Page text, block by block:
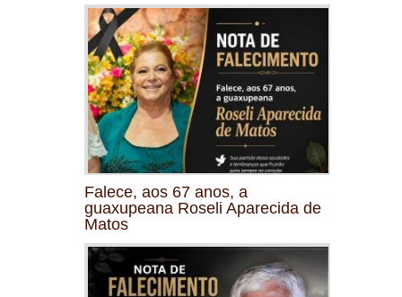
Falece, aos 67 anos, a
guaxupeana Roseli Aparecida de
Matos